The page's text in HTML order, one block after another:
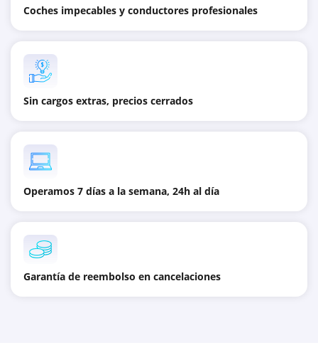
Coches impecables y conductores profesionales
Sin cargos extras, precios cerrados
Operamos 7 días a la semana, 24h al día
Garantía de reembolso en cancelaciones